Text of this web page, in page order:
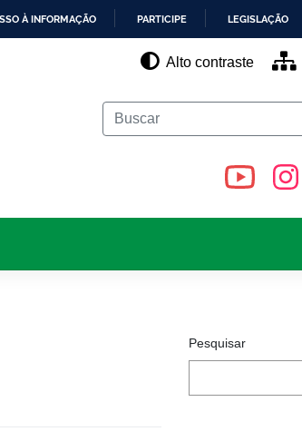
À INFORMAÇÃO PARTICIPE LEGISLAÇÃO
Alto contraste
Pesquisar